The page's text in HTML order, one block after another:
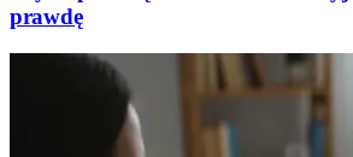
prawdę